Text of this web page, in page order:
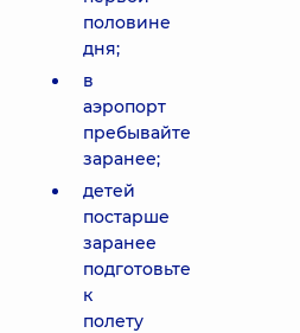
половине
дня;
в
аэропорт
пребывайте
заранее;
детей
постарше
заранее
подготовьте
к
полету